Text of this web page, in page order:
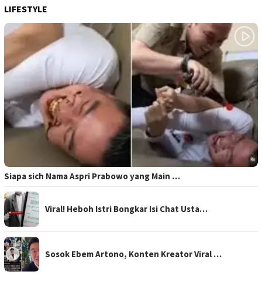
LIFESTYLE
Siapa sich Nama Aspri Prabowo yang Main …
Viral! Heboh Istri Bongkar Isi Chat Usta…
Sosok Ebem Artono, Konten Kreator Viral …